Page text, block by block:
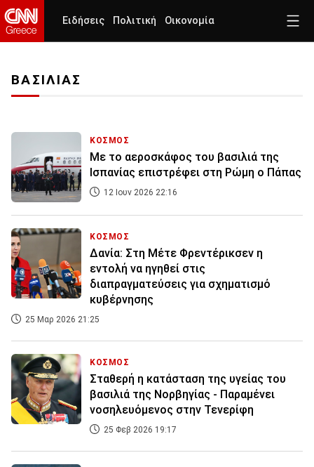
Ειδήσεις Πολιτική Οικονομία
ΒΑΣΙΛΙΑΣ
ΚΟΣΜΟΣ
Με το αεροσκάφος του βασιλιά της
Ισπανίας επιστρέφει στη Ρώμη ο Πάπας
12 Ιουν 2026 22:16
ΚΟΣΜΟΣ
Δανία: Στη Μέτε Φρεντέρικσεν η
εντολή να ηγηθεί στις
διαπραγματεύσεις για σχηματισμό
κυβέρνησης
25 Μαρ 2026 21:25
ΚΟΣΜΟΣ
Σταθερή η κατάσταση της υγείας του
βασιλιά της Νορβηγίας - Παραμένει
νοσηλευόμενος στην Τενερίφη
25 Φεβ 2026 19:17